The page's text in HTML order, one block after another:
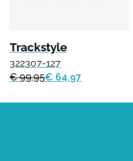
Trackstyle
322307-127
€ 99.95€ 64.97